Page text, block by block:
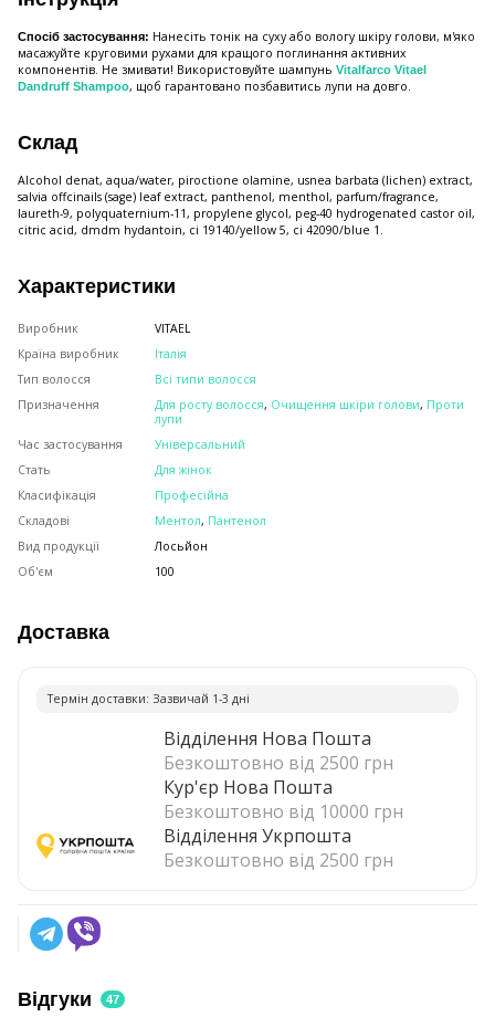
Спосіб застосування: Нанесіть тонік на суху або вологу шкіру голови, м'яко
масажуйте круговими рухами для кращого поглинання активних
компонентів. Не змивати! Використовуйте шампунь Vitalfarco Vitael
Dandruff Shampoo, щоб гарантовано позбавитись лупи на довго.
Склад
Alcohol denat, aqua/water, piroctione olamine, usnea barbata (lichen) extract,
salvia offcinails (sage) leaf extract, panthenol, menthol, parfum/fragrance,
laureth-9, polyquaternium-11, propylene glycol, peg-40 hydrogenated castor oil,
citric acid, dmdm hydantoin, ci 19140/yellow 5, ci 42090/blue 1.
Характеристики
Виробник
VITAEL
Країна виробник
Італія
Тип волосся
Всі типи волосся
Призначення
Для росту волосся, Очищення шкіри голови, Проти
лупи
Час застосування
Універсальний
Стать
Для жінок
Класифікація
Професійна
Складові
Ментол, Пантенол
Вид продукції
Лосьйон
Об'єм
100
Доставка
Термiн доставки: Зазвичай 1-3 днi
Відділення Нова Пошта
Безкоштовно від 2500 грн
Кур'єр Нова Пошта
Безкоштовно від 10000 грн
Відділення Укрпошта
Безкоштовно від 2500 грн
Відгуки 47